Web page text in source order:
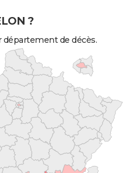
?
département de décès.